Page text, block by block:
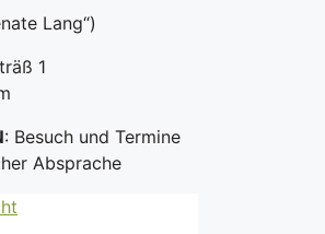
Lang“)
1
: Besuch und Termine
Absprache